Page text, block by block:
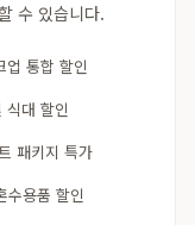
수 있습니다.
통합 할인
대 할인
패키지 특가
용품 할인